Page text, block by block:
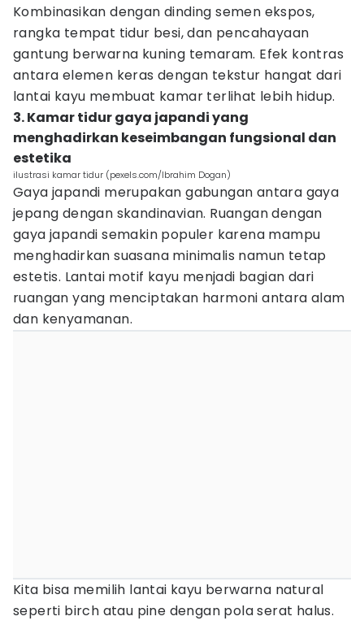
Kombinasikan dengan dinding semen ekspos,
rangka tempat tidur besi, dan pencahayaan
gantung berwarna kuning temaram. Efek kontras
antara elemen keras dengan tekstur hangat dari
lantai kayu membuat kamar terlihat lebih hidup.
3. Kamar tidur gaya japandi yang
menghadirkan keseimbangan fungsional dan
estetika
ilustrasi kamar tidur (pexels.com/Ibrahim Dogan)
Gaya japandi merupakan gabungan antara gaya
jepang dengan skandinavian. Ruangan dengan
gaya japandi semakin populer karena mampu
menghadirkan suasana minimalis namun tetap
estetis. Lantai motif kayu menjadi bagian dari
ruangan yang menciptakan harmoni antara alam
dan kenyamanan.
Kita bisa memilih lantai kayu berwarna natural
seperti birch atau pine dengan pola serat halus.